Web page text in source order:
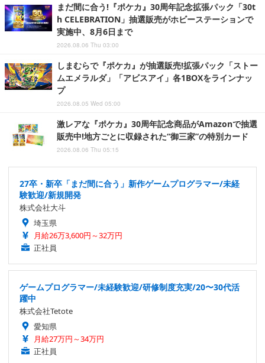
まだ間に合う!『ポケカ』30周年記念拡張パック「30t
h CELEBRATION」抽選販売がホビーステーションで
実施中、8月6日まで
2026.08.06 Thu 03:00
しまむらで『ポケカ』が抽選販売!拡張パック「ストー
ムエメラルダ」「アビスアイ」各1BOXをラインナッ
プ
2026.08.05 Wed 05:00
激レアな『ポケカ』30周年記念商品がAmazonで抽選
販売中!地方ごとに収録された“御三家”の特別カード
2026.08.06 Thu 05:15
27卒・新卒「まだ間に合う」新作ゲームプログラマー/未経
験歓迎/新規開発
株式会社大斗
埼玉県
月給26万3,600円～32万円
正社員
ゲームプログラマー/未経験歓迎/研修制度充実/20〜30代活
躍中
株式会社Tetote
愛知県
月給27万円～34万円
正社員